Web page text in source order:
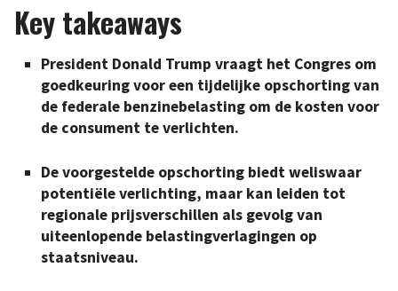
Key takeaways
President Donald Trump vraagt het Congres om
goedkeuring voor een tijdelijke opschorting van
de federale benzinebelasting om de kosten voor
de consument te verlichten.
De voorgestelde opschorting biedt weliswaar
potentiële verlichting, maar kan leiden tot
regionale prijsverschillen als gevolg van
uiteenlopende belastingverlagingen op
staatsniveau.